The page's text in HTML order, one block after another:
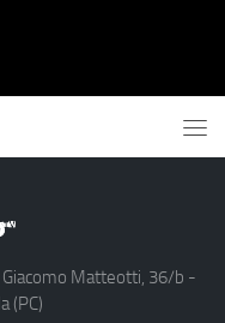
Matteotti, 36/b -
(PC)